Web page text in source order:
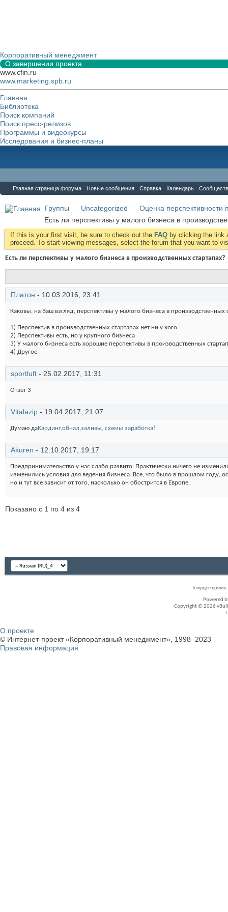
Корпоративный менеджмент
О завершении проекта
www.cfin.ru
www.marketing.spb.ru
Главная
Библиотека
Поиск компаний
Поиск пресс-релизов
Программы и видеокурсы
Исследования и бизнес-планы
Главная страница форума Новые сообщения Справка Календарь
Группы Uncategorized
Оценка перспективности
Есть ли перспективы у малого бизнеса в
If this is your first visit, be sure to check out the FAQ by clicking the link
proceed. To start viewing messages, select the forum that you want to
Есть ли перспективы у малого бизнеса в производственных стартапах?
Платон - 10.03.2016, 23:41
Каковы, на Ваш взгляд, перспективы у малого бизнеса в производственных
1) Перспектив в производственных стартапах нет ни у кого
2) Перспективы есть, но у крупного бизнеса
3) У малого бизнеса есть хорошие перспективы в производственных
4) Другое
sportluft - 25.02.2017, 11:31
Ответ 3
Vitalazip - 19.04.2017, 21:07
Думаю даКардинг,обнал,заливы, схемы заработка!
Akuren - 12.10.2017, 19:17
Предпринимательство у нас слабо развито. Практически ничего не
изменились условия для ведения бизнеса. Все, что было в прошлом году,
но и тут все зависит от того, насколько он обострится в Европе.
Показано с 1 по 4 из 4
Текущее время:
Powered
Copyright © 2026
О проекте
© Интернет-проект «Корпоративный менеджмент», 1998–2023
Правовая информация